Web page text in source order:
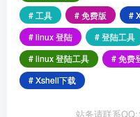
# 工具
# 免费版 #
# linux 登陆
# 登陆工具
# linux 登陆工具
# 免费
# Xshell下载
站务请联系